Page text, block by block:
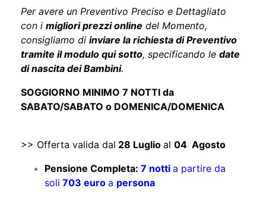
Per avere un Preventivo Preciso e Dettagliato
con i migliori prezzi online del Momento,
consigliamo di inviare la richiesta di Preventivo
tramite il modulo qui sotto, specificando le date
di nascita dei Bambini.
SOGGIORNO MINIMO 7 NOTTI da
SABATO/SABATO o DOMENICA/DOMENICA
>> Offerta valida dal 28 Luglio al 04 Agosto
Pensione Completa: 7 notti a partire da
soli 703 euro a persona